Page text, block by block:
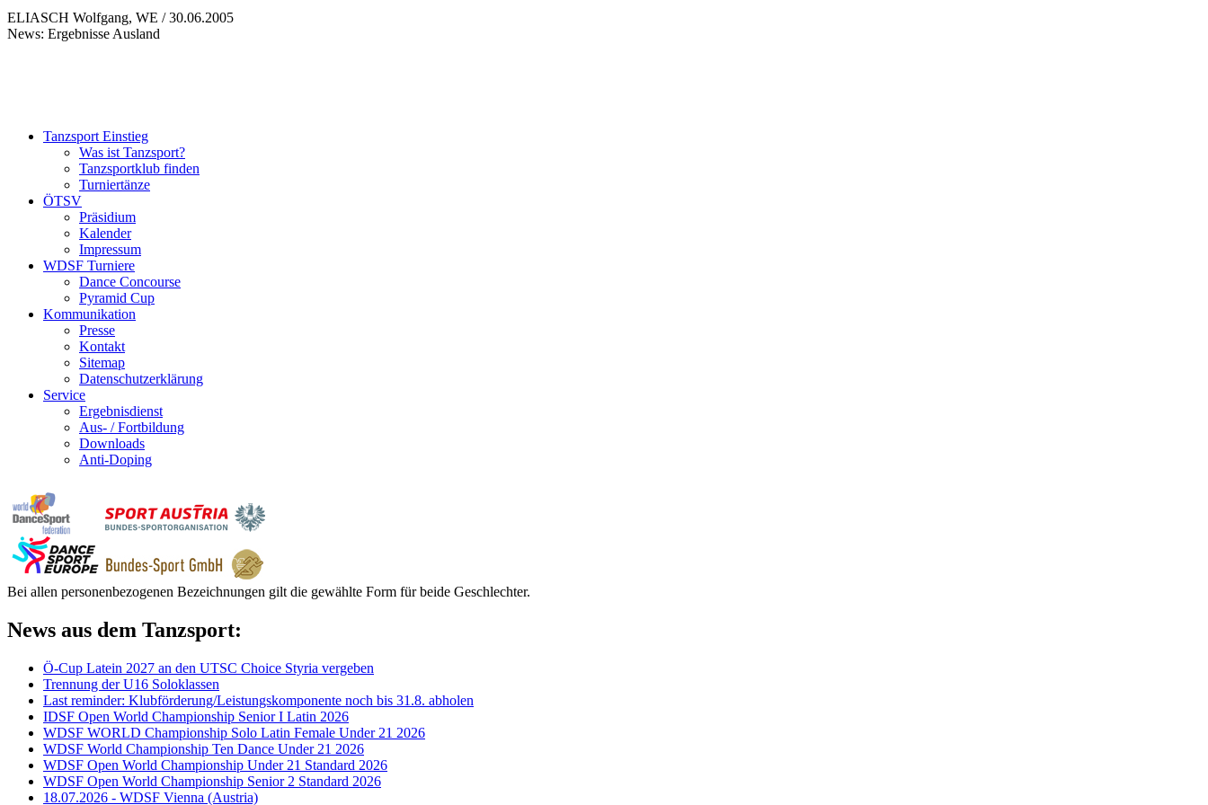
ELIASCH Wolfgang, WE / 30.06.2005
News: Ergebnisse Ausland
Tanzsport Einstieg
Was ist Tanzsport?
Tanzsportklub finden
Turniertänze
ÖTSV
Präsidium
Kalender
Impressum
WDSF Turniere
Dance Concourse
Pyramid Cup
Kommunikation
Presse
Kontakt
Sitemap
Datenschutzerklärung
Service
Ergebnisdienst
Aus- / Fortbildung
Downloads
Anti-Doping
Bei allen personenbezogenen Bezeichnungen gilt die gewählte Form für beide Geschlechter.
News aus dem Tanzsport:
Ö-Cup Latein 2027 an den UTSC Choice Styria vergeben
Trennung der U16 Soloklassen
Last reminder: Klubförderung/Leistungskomponente noch bis 31.8. abholen
IDSF Open World Championship Senior I Latin 2026
WDSF WORLD Championship Solo Latin Female Under 21 2026
WDSF World Championship Ten Dance Under 21 2026
WDSF Open World Championship Under 21 Standard 2026
WDSF Open World Championship Senior 2 Standard 2026
18.07.2026 - WDSF Vienna (Austria)